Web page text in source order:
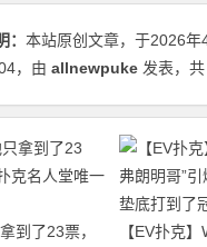
：本站原创文章，于2026年
，由allnewpuke 发表，共
到了23票，
【EV扑克